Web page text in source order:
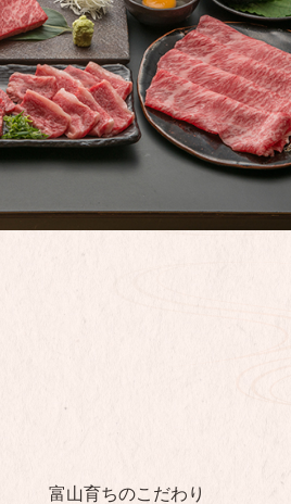
富山育ちのこだわり